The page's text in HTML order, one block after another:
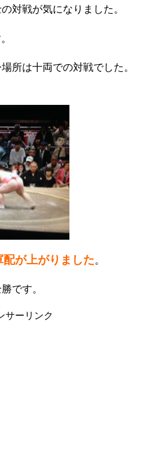
対戦が気になりました。
所は十両での対戦でした。
が上がりました。
です。
サーリンク